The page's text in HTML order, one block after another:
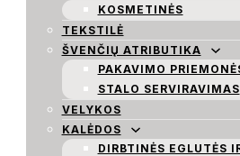
KOSMETINĖS
TEKSTILĖ
ŠVENČIŲ ATRIBUTIKA
PAKAVIMO
STALO SERVIRAVIMAS
VELYKOS
KALĖDOS
DIRBTINĖS EGLUTĖS